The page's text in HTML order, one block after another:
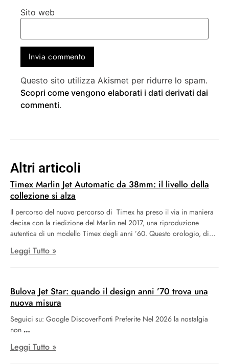
Altri articoli
Timex Marlin Jet Automatic da 38mm: il livello della
collezione si alza
Il percorso del nuovo percorso di Timex ha preso il via in maniera
decisa con la riedizione del Marlin nel 2017, una riproduzione
autentica di un modello Timex degli anni ’60. Questo orologio, di
della nostalgia vintage che ha dominato il settore orologiero
ampliato la gamma Marlin includendo movimenti sia manuali che
automatici, arricchendola con alcune amate varianti a tema Snoopy.
Ora, il marchio ritorna, in un certo senso, alle radici di questa
collezione, lanciando il Marlin Jet, una nuova interpretazione dello
stile degli anni ’60 ispirata all’era spaziale.
Leggi Tutto »
Bulova Jet Star: quando il design anni ’70 trova una
nuova misura
Seguici su: Google DiscoverFonti Preferite Nel 2026 la nostalgia
non
Leggi Tutto »
Sito web
Questo sito utilizza Akismet per ridurre lo spam.
Scopri come vengono elaborati i dati derivati dai
commenti.